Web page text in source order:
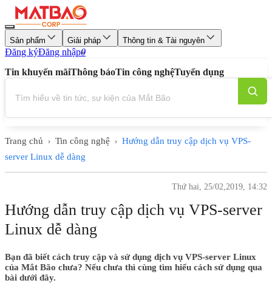
Sản phẩm Giải pháp Thông tin & Tài nguyên
Đăng kýĐăng nhập0
Tin khuyến mãiThông báoTin công nghệTuyển dụng
Trang chủ › Tin công nghệ › Hướng dẫn truy cập dịch vụ VPS-
server Linux dễ dàng
Thứ hai, 25/02,2019, 14:32
Hướng dẫn truy cập dịch vụ VPS-server
Linux dễ dàng
Bạn đã biết cách truy cập và sử dụng dịch vụ VPS-server Linux
của Mắt Bão chưa? Nếu chưa thì cùng tìm hiểu cách sử dụng qua
bài dưới đây.